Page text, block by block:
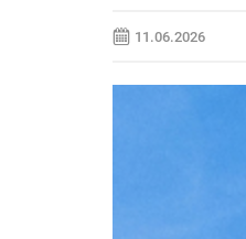
11.06.2026